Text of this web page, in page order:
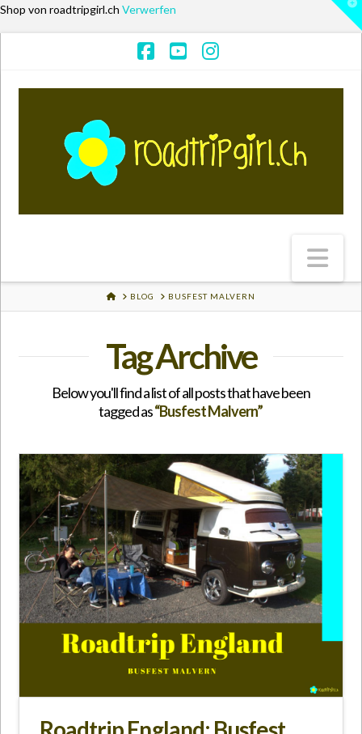
Shop von roadtripgirl.ch Verwerfen
HOME
BLOG BUSFEST MALVERN
Tag Archive
Below you'll find a list of all posts that have been
tagged as“Busfest Malvern”